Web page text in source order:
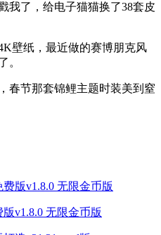
我了，给电子猫猫换了38套皮
壁纸，最近做的赛博朋克风
。
春节那套锦鲤主题时装美到窒
v1.8.0 无限金币版